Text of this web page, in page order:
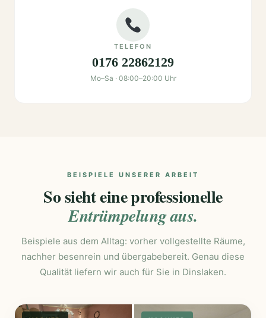
TELEFON
0176 22862129
Mo–Sa · 08:00–20:00 Uhr
BEISPIELE UNSERER ARBEIT
So sieht eine professionelle
Entrümpelung aus.
Beispiele aus dem Alltag: vorher vollgestellte Räume,
nachher besenrein und übergabebereit. Genau diese
Qualität liefern wir auch für Sie in Dinslaken.